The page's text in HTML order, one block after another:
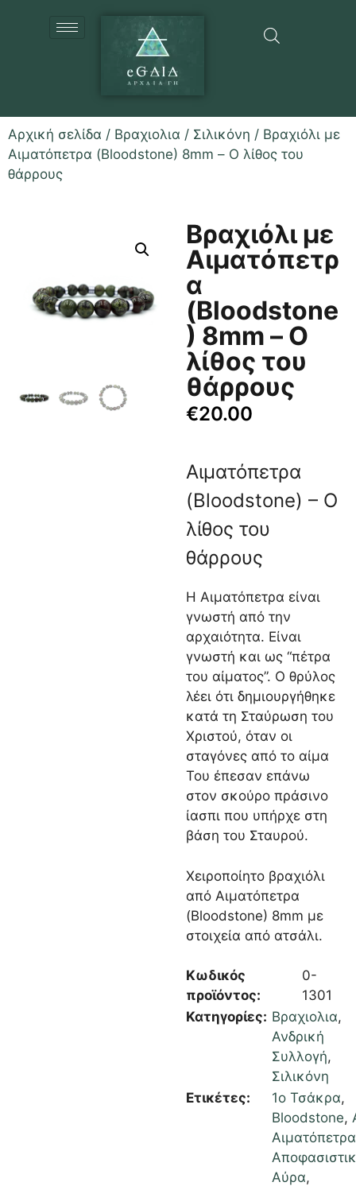
Αρχική σελίδα / Βραχιολια / Σιλικόνη / Βραχιόλι με
Αιματόπετρα (Bloodstone) 8mm – Ο λίθος του
θάρρους
Βραχιόλι με
Αιματόπετρ
α
(Bloodstone
) 8mm – Ο
λίθος του
θάρρους
€20.00
Αιματόπετρα
(Bloodstone) – Ο
λίθος του
θάρρους
Η Αιματόπετρα είναι
γνωστή από την
αρχαιότητα. Είναι
γνωστή και ως “πέτρα
του αίματος”. Ο θρύλος
λέει ότι δημιουργήθηκε
κατά τη Σταύρωση του
Χριστού, όταν οι
σταγόνες από το αίμα
Του έπεσαν επάνω
στον σκούρο πράσινο
ίασπι που υπήρχε στη
βάση του Σταυρού.
Χειροποίητο βραχιόλι
από Αιματόπετρα
(Bloodstone) 8mm με
στοιχεία από ατσάλι.
Κωδικός
προϊόντος:
0-
1301
Κατηγορίες: Βραχιολια,
Ανδρική
Συλλογή,
Σιλικόνη
Ετικέτες:
1ο Τσάκρα,
Bloodstone,
Αιματόπετρα
Αύρα,